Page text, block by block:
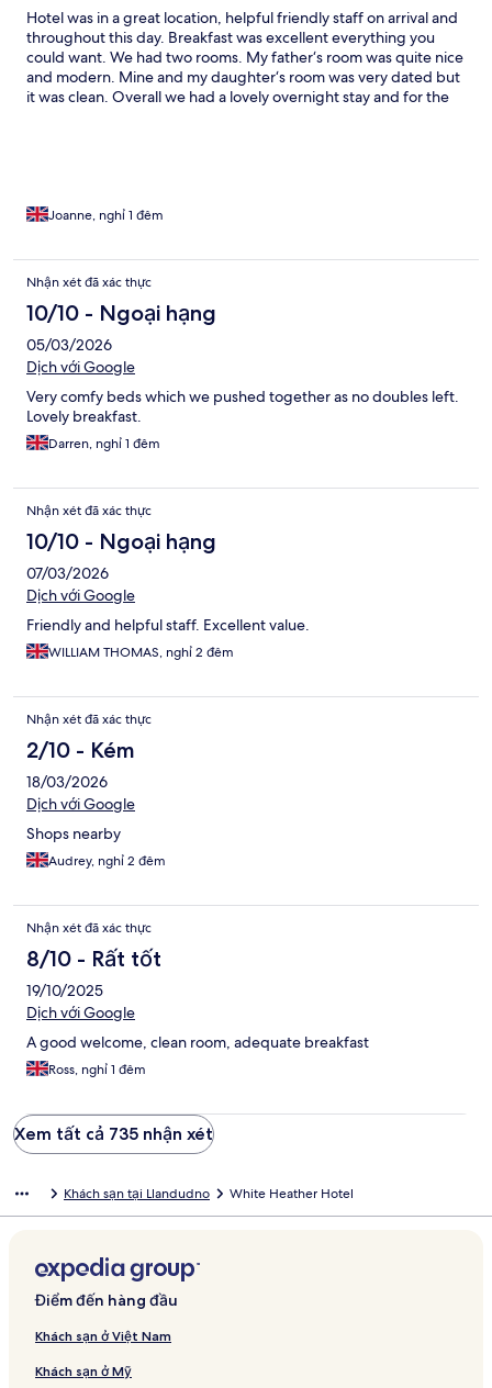
Hotel was in a great location, helpful friendly staff on arrival and
throughout this day. Breakfast was excellent everything you
could want. We had two rooms. My father‘s room was quite nice
and modern. Mine and my daughter‘s room was very dated but
it was clean. Overall we had a lovely overnight stay and for the
Joanne, nghỉ 1 đêm
Nhận xét đã xác thực
10/10 - Ngoại hạng
05/03/2026
Dịch với Google
Very comfy beds which we pushed together as no doubles left.
Lovely breakfast.
Darren, nghỉ 1 đêm
Nhận xét đã xác thực
10/10 - Ngoại hạng
07/03/2026
Dịch với Google
Friendly and helpful staff. Excellent value.
WILLIAM THOMAS, nghỉ 2 đêm
Nhận xét đã xác thực
2/10 - Kém
18/03/2026
Dịch với Google
Shops nearby
Audrey, nghỉ 2 đêm
Nhận xét đã xác thực
8/10 - Rất tốt
19/10/2025
Dịch với Google
A good welcome, clean room, adequate breakfast
Ross, nghỉ 1 đêm
Xem tất cả 735 nhận xét
Khách sạn tại Llandudno White Heather Hotel
Điểm đến hàng đầu
Khách sạn ở Việt Nam
Khách sạn ở Mỹ